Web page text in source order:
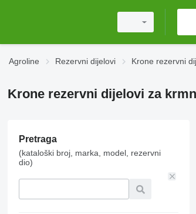
Agroline Rezervni dijelovi Krone rezervni
Krone rezervni dijelovi za
Pretraga
(kataloški broj, marka, model, rezervni
dio)